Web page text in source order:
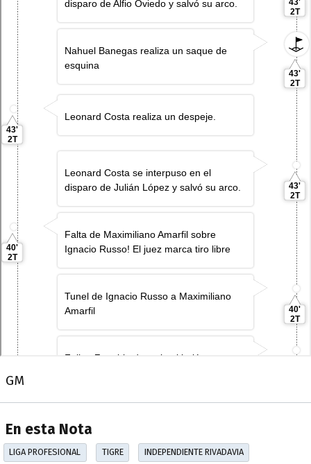
GM
En esta Nota
LIGA PROFESIONAL TIGRE INDEPENDIENTE RIVADAVIA